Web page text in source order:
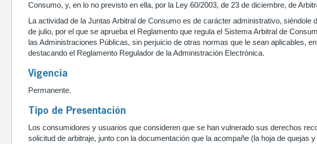
Consumo, y, en lo no previsto en ella, por la Ley 60/2003, de 23 de diciembre, de
La actividad de la Juntas Arbitral de Consumo es de carácter administrativo,
de julio, por el que se aprueba el Reglamento que regula el Sistema Arbitral de
las Administraciones Públicas, sin perjuicio de otras normas que le sean aplicables,
destacando el Reglamento Regulador de la Administración Electrónica.
Vigencia
Permanente.
Tipo de Presentación
Los consumidores y usuarios que consideren que se han vulnerado sus derechos
solicitud de arbitraje, junto con la documentación que la acompañe (la hoja de